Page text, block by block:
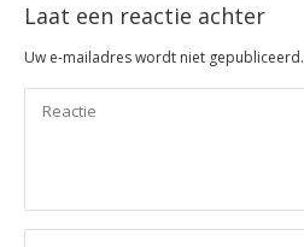
Laat een reactie achter
Uw e-mailadres wordt niet gepubliceerd.